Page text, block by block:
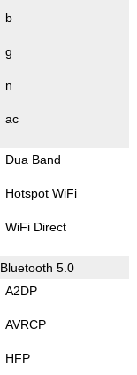
b
g
n
ac
Dua Band
Hotspot WiFi
WiFi Direct
Bluetooth 5.0
A2DP
AVRCP
HFP